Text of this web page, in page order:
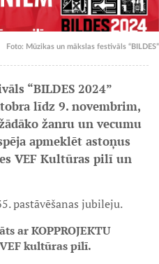
Foto: Mūzikas un mākslas festivāls “BILDES”
“BILDES 2024”
līdz 9. novembrim,
žanru un vecumu
apmeklēt astoņus
VEF Kultūras pilī un
pastāvēšanas jubileju.
ar KOPPROJEKTU
kultūras pilī.